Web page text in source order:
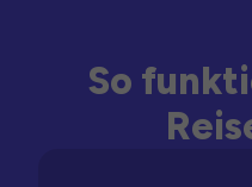
So